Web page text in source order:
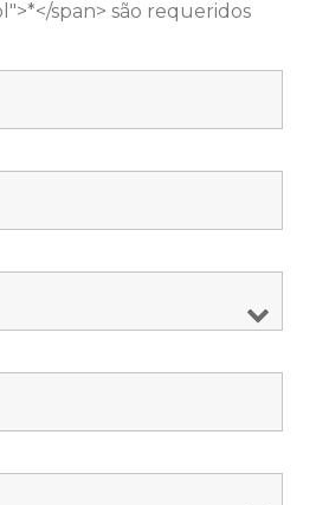
span> são requeridos